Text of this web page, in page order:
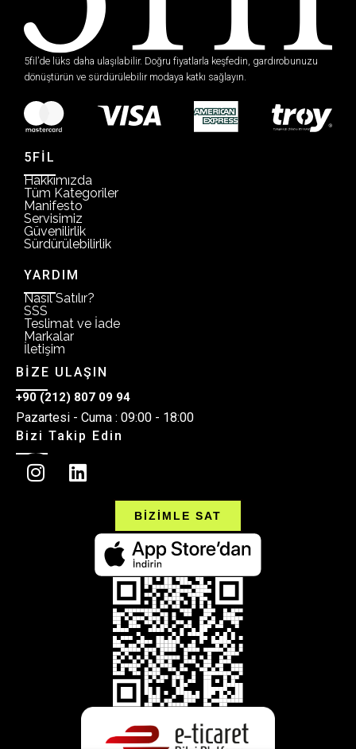
5fil’de lüks daha ulaşılabilir. Doğru fiyatlarla keşfedin, gardırobunuzu
dönüştürün ve sürdürülebilir modaya katkı sağlayın.
5FİL
Hakkımızda
Tüm Kategoriler
Manifesto
Servisimiz
Güvenilirlik
Sürdürülebilirlik
YARDIM
Nasıl Satılır?
SSS
Teslimat ve İade
Markalar
İletişim
BİZE ULAŞIN
+90 (212) 807 09 94
Pazartesi - Cuma : 09:00 - 18:00
Bizi Takip Edin
BİZİMLE SAT